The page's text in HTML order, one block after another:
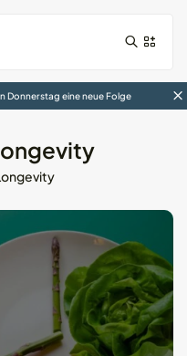
Donnerstag eine neue Folge
Smart-Ring im...